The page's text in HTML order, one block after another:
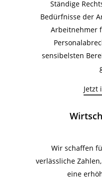
Ständige
Bedürfnisse der
Arbeitnehmer
sensibelsten
Jetzt
Wir schaffen
verlässliche
eine